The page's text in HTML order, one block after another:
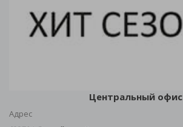
Центральный офис
Адрес